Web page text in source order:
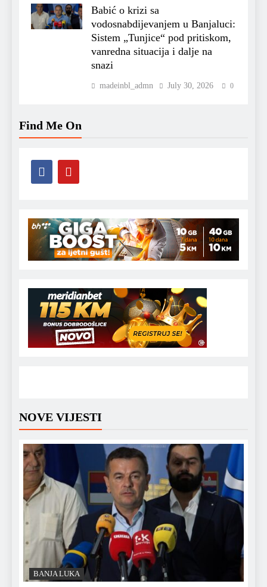
Babić o krizi sa
vodosnabdijevanjem u Banjaluci:
Sistem „Tunjice“ pod pritiskom,
vanredna situacija i dalje na
snazi
madeinbl_admn July 30, 2026 0
Find Me On
NOVE VIJESTI
BANJA LUKA